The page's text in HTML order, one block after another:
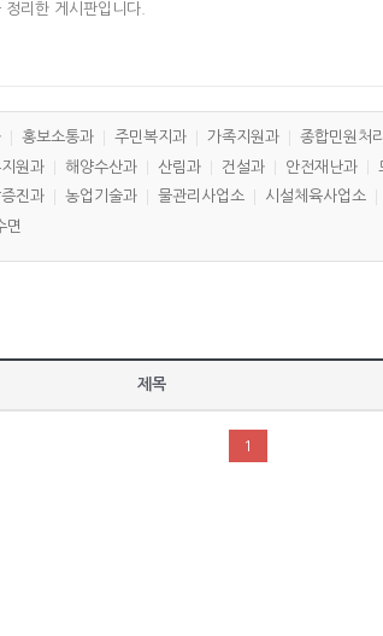
정리한 게시판입니다.
홍보소통과 주민복지과 가족지원과 종합민원처
원과 해양수산과 산림과 건설과 안전재난과
진과 농업기술과 물관리사업소 시설체육사업소
면
제목
1